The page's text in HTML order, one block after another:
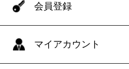
会員登録
マイアカウント